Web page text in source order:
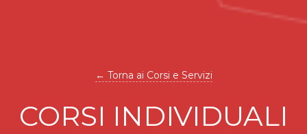
← Torna ai Corsi e Servizi
CORSI INDIVIDUALI